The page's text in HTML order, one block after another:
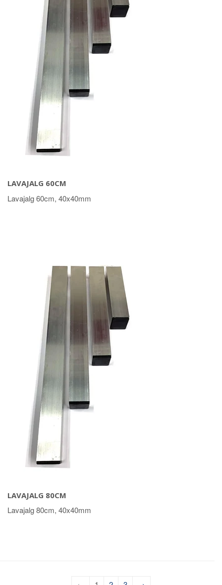
LAVAJALG 60CM
Lavajalg 60cm, 40x40mm
LAVAJALG 80CM
Lavajalg 80cm, 40x40mm